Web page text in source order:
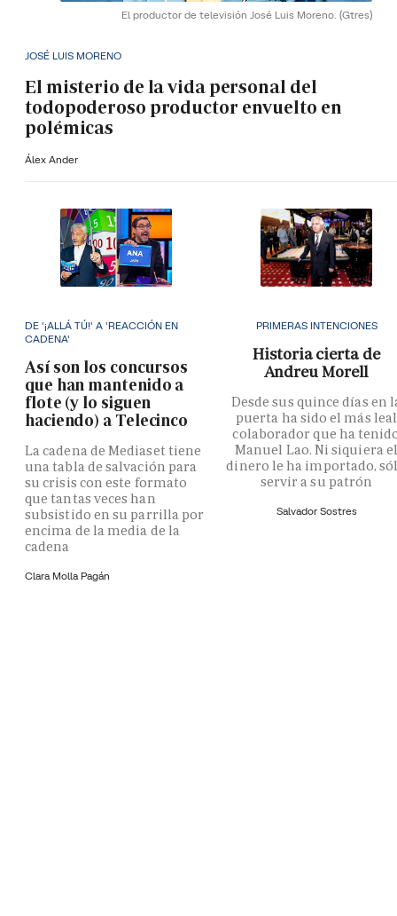
El productor de televisión José Luis Moreno. (Gtres)
JOSÉ LUIS MORENO
El misterio de la vida personal del
todopoderoso productor envuelto en
polémicas
Álex Ander
DE '¡ALLÁ TÚ!' A 'REACCIÓN EN
CADENA'
Así son los concursos
que han mantenido a
flote (y lo siguen
haciendo) a Telecinco
La cadena de Mediaset tiene
una tabla de salvación para
su crisis con este formato
que tantas veces han
subsistido en su parrilla por
encima de la media de la
cadena
Clara Molla Pagán
PRIMERAS INTENCIONES
Historia cierta de
Andreu Morell
Desde sus quince días en
puerta ha sido el más leal
colaborador que ha
Manuel Lao. Ni siquiera
dinero le ha importado,
servir a su patrón
Salvador Sostres